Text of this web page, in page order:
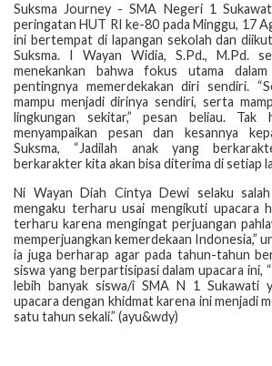
Suksma Journey - SMA Negeri 1
peringatan HUT RI ke-80 pada Minggu, 17
ini bertempat di lapangan sekolah dan
Suksma. I Wayan Widia, S.Pd., M.Pd.
menekankan bahwa fokus utama
pentingnya memerdekakan diri sendiri.
mampu menjadi dirinya sendiri, serta
lingkungan sekitar,” pesan beliau.
menyampaikan pesan dan kesannya
Suksma, “Jadilah anak yang
berkarakter kita akan bisa diterima di setiap
Ni Wayan Diah Cintya Dewi selaku
mengaku terharu usai mengikuti upacara
terharu karena mengingat perjuangan
memperjuangkan kemerdekaan Indonesia,”
ia juga berharap agar pada tahun-tahun
siswa yang berpartisipasi dalam upacara ini,
lebih banyak siswa/i SMA N 1 Sukawati
upacara dengan khidmat karena ini menjadi
satu tahun sekali.” (ayu&wdy)